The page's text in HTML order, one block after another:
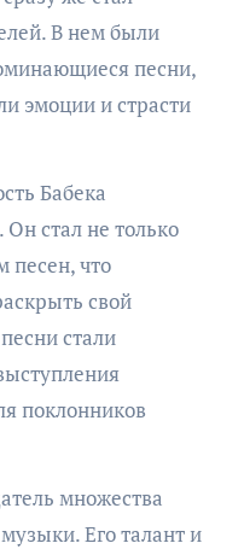
В нем были
песни,
эмоции и страсти
Бабека
стал не только
песен, что
свой
стали
поклонников
множества
Его талант и